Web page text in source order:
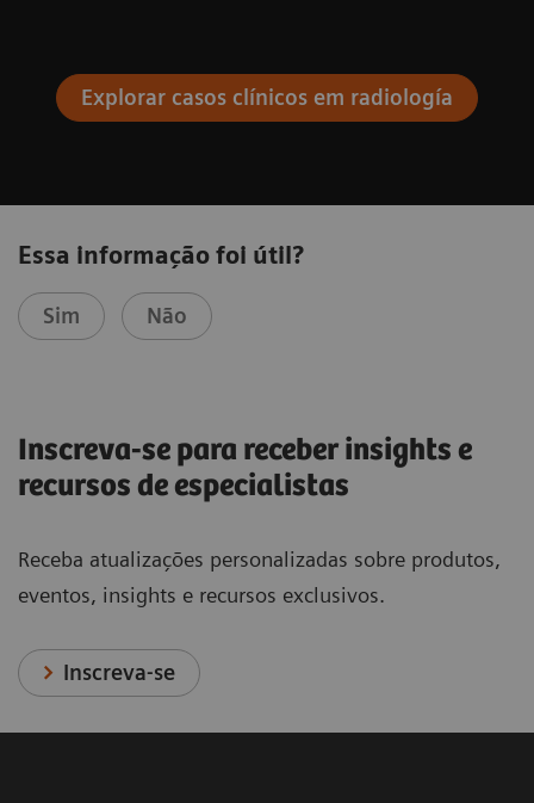
Explorar casos clínicos em radiología
Essa informação foi útil?
Sim Não
Inscreva-se para receber insights e
recursos de especialistas
Receba atualizações personalizadas sobre produtos,
eventos, insights e recursos exclusivos.
Inscreva-se